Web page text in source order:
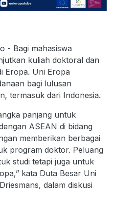
- Bagi mahasiswa
kuliah doktoral dan
Eropa. Uni Eropa
bagi lulusan
termasuk dari Indonesia.
panjang untuk
ASEAN di bidang
memberikan berbagai
program doktor. Peluang
studi tetapi juga untuk
kata Duta Besar Uni
dalam diskusi